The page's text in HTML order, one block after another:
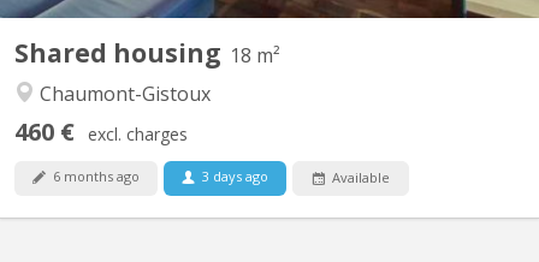
Shared housing 18 m²
Chaumont-Gistoux
460 € excl. charges
6 months ago 3 days ago Available